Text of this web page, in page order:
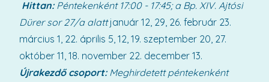
Hittan: Péntekenként 17:00 - 17:45; a Bp. XIV. Ajtósi
Dürer sor 27/a alattjanuár 12, 29, 26. február 23.
március 1, 22. április 5, 12, 19. szeptember 20, 27.
október 11, 18. november 22. december 13.
Újrakezdő csoport: Meghirdetett péntekenként